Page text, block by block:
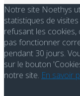
Notre site Noethys
statistiques de
refusant les
pas fonctionner
pendant 30 jours.
sur le bouton
notre site. En savoir